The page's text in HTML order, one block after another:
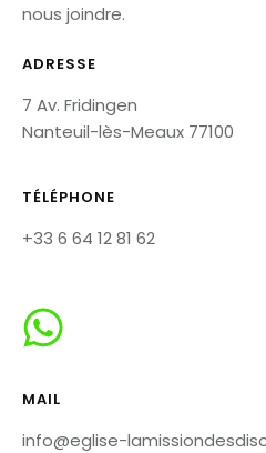
nous joindre.
ADRESSE
7 Av. Fridingen
Nanteuil-lès-Meaux 77100
TÉLÉPHONE
+33 6 64 12 81 62
MAIL
info@eglise-